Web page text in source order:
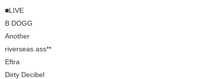
■LIVE
B DOGG
Another
riverseas ass**
Eftra
Dirty Decibel